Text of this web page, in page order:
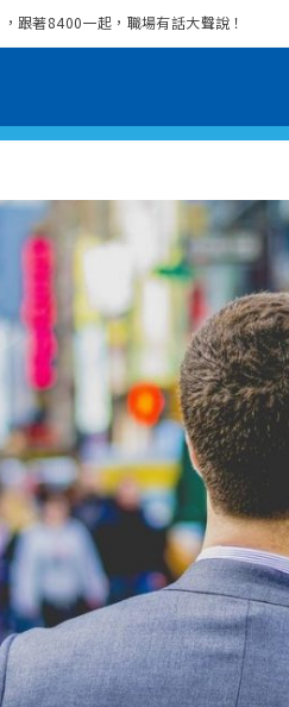
，跟著8400一起，職場有話大聲說！